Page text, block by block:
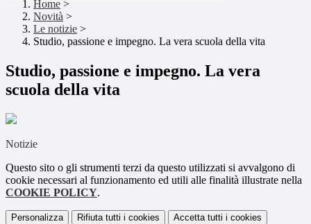
Home >
Novità >
Le notizie >
Studio, passione e impegno. La vera scuola della vita
Studio, passione e impegno. La vera
scuola della vita
Notizie
Questo sito o gli strumenti terzi da questo utilizzati si avvalgono di
cookie necessari al funzionamento ed utili alle finalità illustrate nella
COOKIE POLICY.
Personalizza Rifiuta tutti i cookies Accetta tutti i cookies